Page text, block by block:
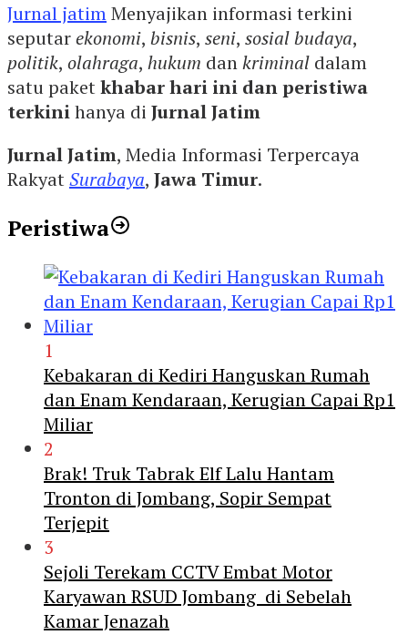
Jurnal jatimMenyajikan informasi terkini
seputarekonomi, bisnis, seni, sosial budaya,
politik, olahraga, hukum dankriminal dalam
satu paketkhabar hari ini dan peristiwa
terkinihanya di Jurnal Jatim
Jurnal Jatim, Media Informasi Terpercaya
RakyatSurabaya, Jawa Timur.
Peristiwa
1
Kebakaran di Kediri Hanguskan Rumah
dan Enam Kendaraan, Kerugian Capai Rp1
Miliar
2
Brak! Truk Tabrak Elf Lalu Hantam
Tronton di Jombang, Sopir Sempat
Terjepit
3
Sejoli Terekam CCTV Embat Motor
Karyawan RSUD Jombang di Sebelah
Kamar Jenazah